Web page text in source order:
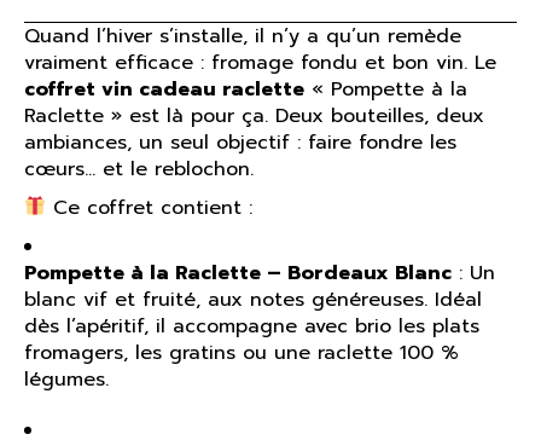
Quand l’hiver s’installe, il n’y a qu’un remède
vraiment efficace : fromage fondu et bon vin. Le
coffret vin cadeau raclette « Pompette à la
Raclette » est là pour ça. Deux bouteilles, deux
ambiances, un seul objectif : faire fondre les
cœurs… et le reblochon.
Ce coffret contient :
Pompette à la Raclette – Bordeaux Blanc : Un
blanc vif et fruité, aux notes généreuses. Idéal
dès l’apéritif, il accompagne avec brio les plats
fromagers, les gratins ou une raclette 100 %
légumes.